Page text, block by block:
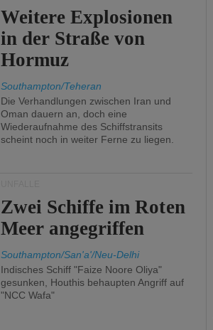
Weitere Explosionen
in der Straße von
Hormuz
Southampton/Teheran
Die Verhandlungen zwischen Iran und
Oman dauern an, doch eine
Wiederaufnahme des Schiffstransits
scheint noch in weiter Ferne zu liegen.
Zwei Schiffe im Roten
Meer angegriffen
Southampton/San'a'/Neu-Delhi
Indisches Schiff "Faize Noore Oliya"
gesunken, Houthis behaupten Angriff auf
"NCC Wafa"